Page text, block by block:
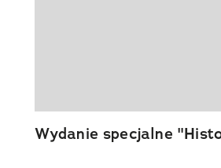
Wydanie specjalne